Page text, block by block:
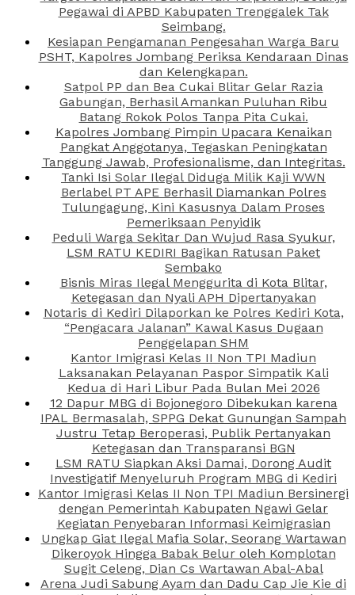
Pegawai di APBD Kabupaten Trenggalek Tak
Seimbang.
Kesiapan Pengamanan Pengesahan Warga Baru
PSHT, Kapolres Jombang Periksa Kendaraan Dinas
dan Kelengkapan.
Satpol PP dan Bea Cukai Blitar Gelar Razia
Gabungan, Berhasil Amankan Puluhan Ribu
Batang Rokok Polos Tanpa Pita Cukai.
Kapolres Jombang Pimpin Upacara Kenaikan
Pangkat Anggotanya, Tegaskan Peningkatan
Tanggung Jawab, Profesionalisme, dan Integritas.
Tanki Isi Solar Ilegal Diduga Milik Kaji WWN
Berlabel PT APE Berhasil Diamankan Polres
Tulungagung, Kini Kasusnya Dalam Proses
Pemeriksaan Penyidik
Peduli Warga Sekitar Dan Wujud Rasa Syukur,
LSM RATU KEDIRI Bagikan Ratusan Paket
Sembako
Bisnis Miras Ilegal Menggurita di Kota Blitar,
Ketegasan dan Nyali APH Dipertanyakan
Notaris di Kediri Dilaporkan ke Polres Kediri Kota,
“Pengacara Jalanan” Kawal Kasus Dugaan
Penggelapan SHM
Kantor Imigrasi Kelas II Non TPI Madiun
Laksanakan Pelayanan Paspor Simpatik Kali
Kedua di Hari Libur Pada Bulan Mei 2026
12 Dapur MBG di Bojonegoro Dibekukan karena
IPAL Bermasalah, SPPG Dekat Gunungan Sampah
Justru Tetap Beroperasi, Publik Pertanyakan
Ketegasan dan Transparansi BGN
LSM RATU Siapkan Aksi Damai, Dorong Audit
Investigatif Menyeluruh Program MBG di Kediri
Kantor Imigrasi Kelas II Non TPI Madiun Bersinergi
dengan Pemerintah Kabupaten Ngawi Gelar
Kegiatan Penyebaran Informasi Keimigrasian
Ungkap Giat Ilegal Mafia Solar, Seorang Wartawan
Dikeroyok Hingga Babak Belur oleh Komplotan
Sugit Celeng, Dian Cs Wartawan Abal-Abal
Arena Judi Sabung Ayam dan Dadu Cap Jie Kie di